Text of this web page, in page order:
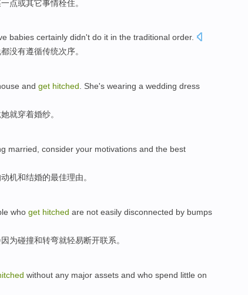
一点或其它事情栓住。
babies certainly didn't do it in the traditional order.
没有遵循传统次序。
and get hitched She's wearing a wedding dress
她就穿着婚纱。
married consider your motivations and the best
动机和结婚的最佳理由。
who get hitched are not easily disconnected by bumps
因为碰撞和转弯就轻易断开联系。
without any major assets and who spend little on